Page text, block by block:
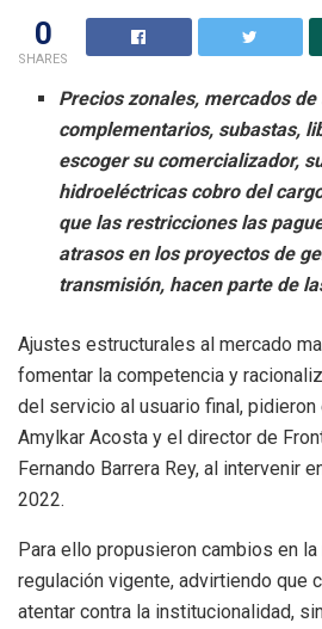
0
SHARES
Precios zonales, mercados
complementarios, subastas,
escoger su comercializador,
hidroeléctricas cobro del
que las restricciones las
atrasos en los proyectos de
transmisión, hacen parte de
Ajustes estructurales al mercado
fomentar la competencia y
del servicio al usuario final,
Amylkar Acosta y el director de
Fernando Barrera Rey, al intervenir
2022.
Para ello propusieron cambios en
regulación vigente, advirtiendo que
atentar contra la institucionalidad,